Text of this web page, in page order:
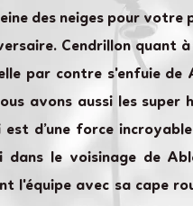
des neiges pour votre
Cendrillon quant
par contre s'enfuie
avons aussi les
d’une force
dans le voisinage de
l'équipe avec sa cape